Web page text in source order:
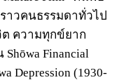
าวคนธรรมดาทั่วไป
ต ความทุกข์ยาก
Financial
Depression (1930-